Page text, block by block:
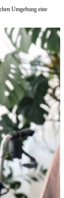
Umgebung eine